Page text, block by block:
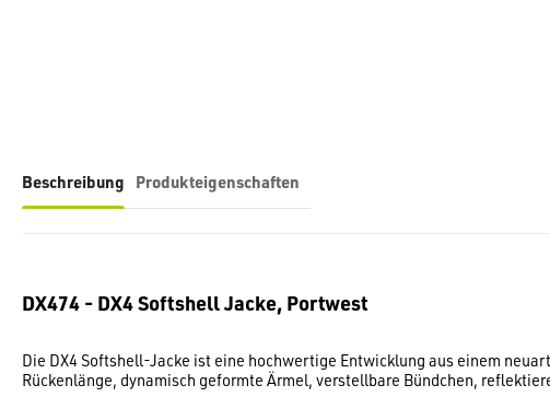
Beschreibung Produkteigenschaften
DX474 - DX4 Softshell Jacke, Portwest
Die DX4 Softshell-Jacke ist eine hochwertige Entwicklung aus einem
Rückenlänge, dynamisch geformte Ärmel, verstellbare Bündchen,